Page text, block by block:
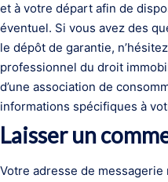
et à votre départ afin de
éventuel. Si vous avez des
le dépôt de garantie,
professionnel du droit
d’une association de
informations spécifiques à
Laisser un
Votre adresse de messagerie